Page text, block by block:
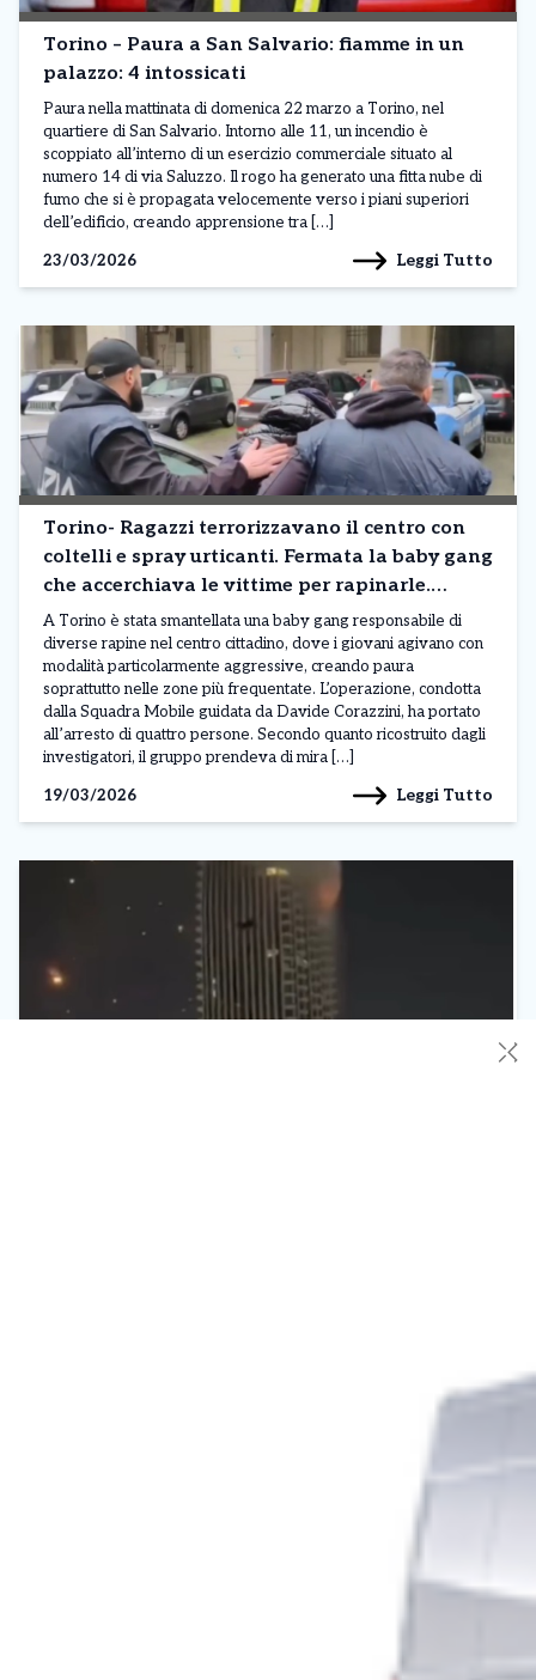
Torino – Paura a San Salvario: fiamme in un
palazzo: 4 intossicati
Paura nella mattinata di domenica 22 marzo a Torino, nel
quartiere di San Salvario. Intorno alle 11, un incendio è
scoppiato all’interno di un esercizio commerciale situato al
numero 14 di via Saluzzo. Il rogo ha generato una fitta nube di
fumo che si è propagata velocemente verso i piani superiori
dell’edificio, creando apprensione tra […]
23/03/2026
Leggi Tutto
Torino- Ragazzi terrorizzavano il centro con
coltelli e spray urticanti. Fermata la baby gang
che accerchiava le vittime per rapinarle.
Quattro arresti
A Torino è stata smantellata una baby gang responsabile di
diverse rapine nel centro cittadino, dove i giovani agivano con
modalità particolarmente aggressive, creando paura
soprattutto nelle zone più frequentate. L’operazione, condotta
dalla Squadra Mobile guidata da Davide Corazzini, ha portato
all’arresto di quattro persone. Secondo quanto ricostruito dagli
investigatori, il gruppo prendeva di mira […]
19/03/2026
Leggi Tutto
aveva kalashnikov, mitra, pistole e fucili.
✕